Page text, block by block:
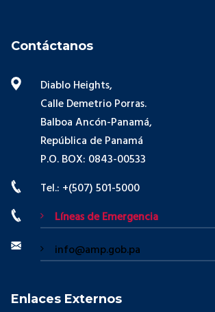
Contáctanos
Diablo Heights,
Calle Demetrio Porras.
Balboa Ancón-Panamá,
República de Panamá
P.O. BOX: 0843-00533
Tel.: +(507) 501-5000
Líneas de Emergencia
info@amp.gob.pa
Enlaces Externos